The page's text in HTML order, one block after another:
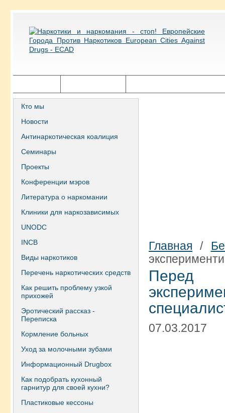
Кто мы
Новости
Антинаркотическая коалиция
Семинары
Проекты
Конференции мэров
Литература о наркомании
Клиники для наркозависимых
UNODC
INCB
Виды наркотиков
Перечень наркотических средств
Как решить проблему узкой
прихожей
Эротический рассказ -
Переписка
Кормление больных
Уход за молочными зубами
Информационный Drugbox
Как подобрать кухонный
гарнитур для своей кухни?
Пластиковые кессоны
Главная /
Перед
07.03.2017